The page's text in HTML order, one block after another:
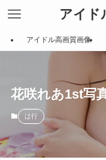
アイド
アイドル高画質画像
花咲れあ1st写
は行